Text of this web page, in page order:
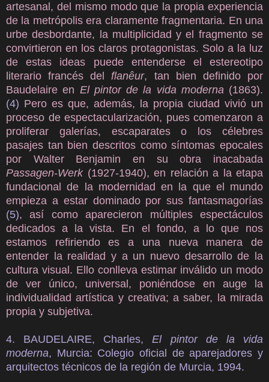
artesanal, del mismo modo que la propia experiencia
de la metrópolis era claramente fragmentaria. En una
urbe desbordante, la multiplicidad y el fragmento se
convirtieron en los claros protagonistas. Solo a la luz
de estas ideas puede entenderse el estereotipo
literario francés delflanêur, tan bien definido por
Baudelaire en El pintor de la vida moderna(1863).
(4) Pero es que, además, la propia ciudad vivió un
proceso de espectacularización, pues comenzaron a
proliferar galerías, escaparates o los célebres
pasajes tan bien descritos como síntomas epocales
por Walter Benjamin en su obra inacabada
Passagen-Werk(1927-1940), en relación a la etapa
fundacional de la modernidad en la que el mundo
empieza a estar dominado por sus fantasmagorías
(5), así como aparecieron múltiples espectáculos
dedicados a la vista. En el fondo, a lo que nos
estamos refiriendo es a una nueva manera de
entender la realidad y a un nuevo desarrollo de la
cultura visual. Ello conlleva estimar inválido un modo
de ver único, universal, poniéndose en auge la
individualidad artística y creativa; a saber, la mirada
propia y subjetiva.
4. BAUDELAIRE, Charles,El pintor de la vida
moderna, Murcia: Colegio oficial de aparejadores y
arquitectos técnicos de la región de Murcia, 1994.